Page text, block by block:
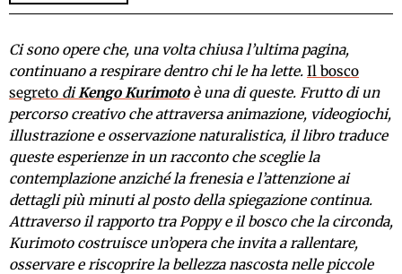
Ci sono opere che, una volta chiusa l’ultima pagina,
continuano a respirare dentro chi le ha lette. Il bosco
segreto diKengo Kurimotoè una di queste. Frutto di un
percorso creativo che attraversa animazione, videogiochi,
illustrazione e osservazione naturalistica, il libro traduce
queste esperienze in un racconto che sceglie la
contemplazione anziché la frenesia e l’attenzione ai
dettagli più minuti al posto della spiegazione continua.
Attraverso il rapporto tra Poppy e il bosco che la circonda,
Kurimoto costruisce un’opera che invita a rallentare,
osservare e riscoprire la bellezza nascosta nelle piccole